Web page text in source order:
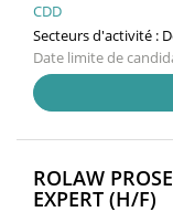
CDD
Secteurs d'activité :
Date limite de
ROLAW
EXPERT (H/F)